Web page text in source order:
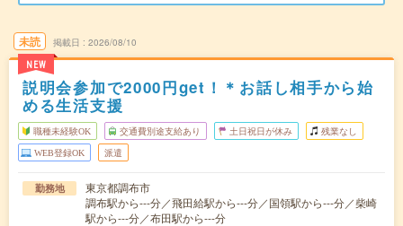
未読
NEW
掲載日 2026/08/10
説明会参加で2000円get！＊お話し相手から始
める生活支援
職種未経験OK 交通費別途支給あり 土日祝日が休み 残業なし
WEB登録OK 派遣
勤務地
東京都調布市
調布駅から---分／飛田給駅から---分／国領駅から---分／柴崎
駅から---分／布田駅から---分